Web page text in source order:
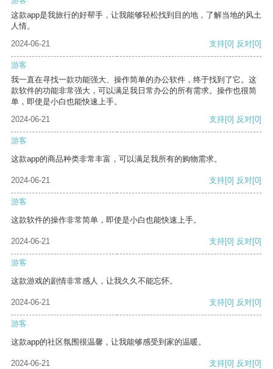
这款app是我旅行的好帮手，让我能够轻松找到目的地，了解当地的风土
人情。
2024-06-21
支持[0] 反对[0]
游客
我一直在寻找一款功能强大、操作简单的办公软件，终于找到了它。这
款软件的功能非常强大，可以满足我日常办公的所有需求。操作也很简
单，即使是小白也能快速上手。
2024-06-21
支持[0] 反对[0]
游客
这款app的商品种类非常丰富，可以满足我所有的购物需求。
2024-06-21 支持[0] 反对[0]
游客
这款软件的操作非常简单，即使是小白也能快速上手。
2024-06-21 支持[0] 反对[0]
游客
这款游戏的剧情非常感人，让我久久不能忘怀。
2024-06-21 支持[0] 反对[0]
游客
这款app的社区氛围很温馨，让我能够感受到家的温暖。
2024-06-21 支持[0] 反对[0]